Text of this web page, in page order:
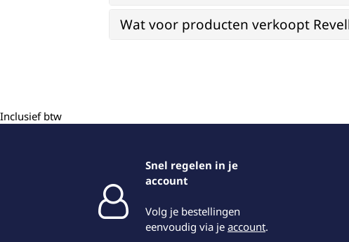
Wat voor producten verkoopt
Inclusief btw
Snel regelen in je
account
Volg je bestellingen
eenvoudig via je account.